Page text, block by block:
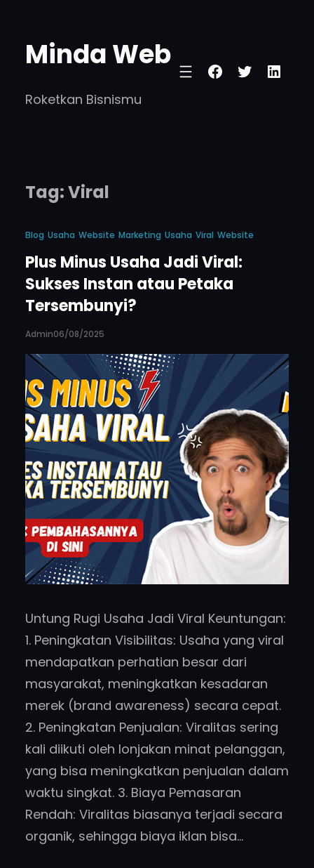
konten
Minda Web
Roketkan Bisnismu
Facebook
Twitter
Tag:Viral
Blog Usaha Website Marketing Usaha Viral Website
Plus Minus Usaha Jadi Viral:
Sukses Instan atau Petaka
Tersembunyi?
Admin06/08/2025
Untung Rugi Usaha Jadi Viral Keuntungan:
1. Peningkatan Visibilitas: Usaha yang viral
mendapatkan perhatian besar dari
masyarakat, meningkatkan kesadaran
merek (brand awareness) secara cepat.
2. Peningkatan Penjualan: Viralitas sering
kali diikuti oleh lonjakan minat pelanggan,
yang bisa meningkatkan penjualan dalam
waktu singkat. 3. Biaya Pemasaran
Rendah: Viralitas biasanya terjadi secara
organik, sehingga biaya iklan bisa…